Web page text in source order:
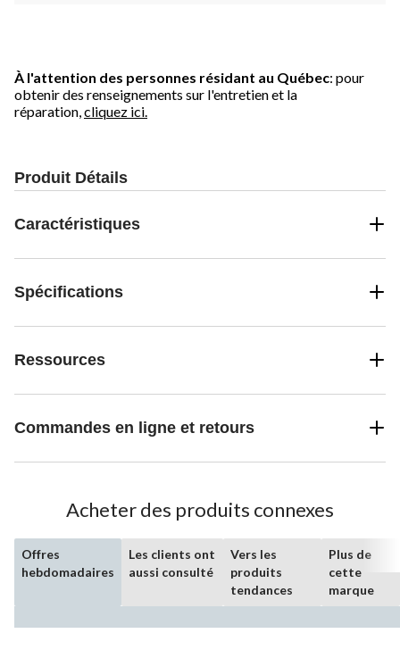
À l'attention des personnes résidant au Québec: pour
obtenir des renseignements sur l'entretien et la
réparation, cliquez ici.
Produit Détails
Caractéristiques
Spécifications
Ressources
Commandes en ligne et retours
Acheter des produits connexes
Offres
hebdomadaires
Les clients ont
aussi consulté
Vers les
produits
tendances
Plus de
cette
marque